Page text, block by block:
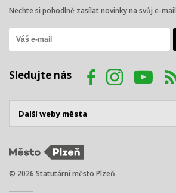
Nechte si pohodlně zasílat novinky na svůj e-mail
Sledujte nás
© 2026 Statutární město Plzeň